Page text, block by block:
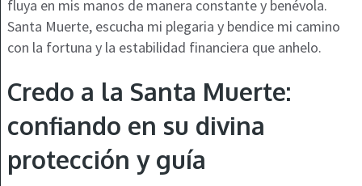
fluya en mis manos de manera constante y benévola.
Santa Muerte, escucha mi plegaria y bendice mi camino
con la fortuna y la estabilidad financiera que anhelo.
Credo a la Santa Muerte:
confiando en su divina
protección y guía